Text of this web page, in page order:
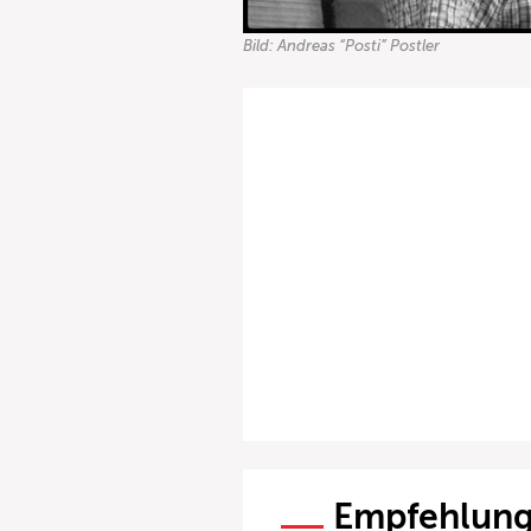
Bild: Andreas “Posti” Postler